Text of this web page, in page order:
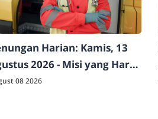
Harian: Kamis, 13
2026 - Misi yang Harus
08 2026